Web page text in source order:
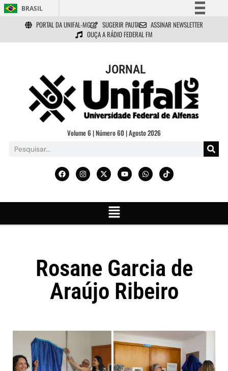
BRASIL
Simplifique!
Comunica BR
Acesso à informação
Legislação
Canais
PORTAL DA UNIFAL-MG SUGERIR PAUTA
ASSINAR NEWSLETTER
OUÇA A RÁDIO FEDERAL FM
JORNAL
Volume 6 | Número 60 | Agosto 2026
Rosane Garcia de
Araújo Ribeiro